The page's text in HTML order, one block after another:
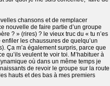
chansons et de remplacer
nouvelle de faire partie d’un groupe
? » (rires) ? le vieux truc du « tu n’es
enfiler les chaussures de quelqu’un
Ça m’a également surpris, parce que
qu’ils veulent te voir toi. M’habituer à
où dans un même temps je
de revoir le groupe sur la route
hauts et des bas à mes premiers